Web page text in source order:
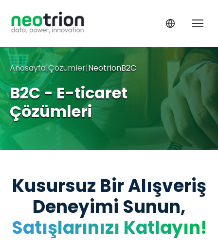
Anasayfa|Çözümler|NeotrionB2C
B2C - E-ticaret
Çözümleri
Kusursuz Bir Alışveriş
Deneyimi Sunun,
Satışlarınızı Katlayın!